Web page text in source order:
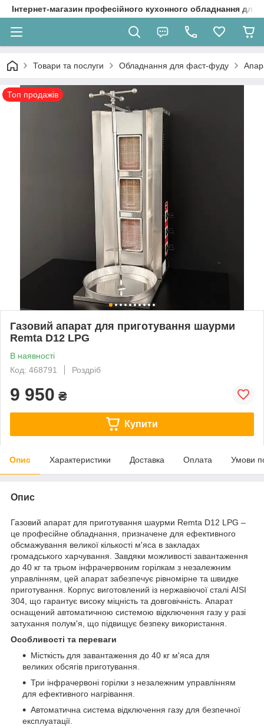
Інтернет-магазин професійного кухонного обладнання
Товари та послуги Обладнання для фаст-фуду
Топ продажів
Газовий апарат для приготування шаурми
Remta D12 LPG
В наявності
Код: 468791
Роздріб
9 950 ₴
Купити
Опис Характеристики Доставка Оплата Умови
Опис
Газовий апарат для приготування шаурми Remta D12 LPG –
це професійне обладнання, призначене для ефективного
обсмажування великої кількості м'яса в закладах
громадського харчування. Завдяки можливості завантаження
до 40 кг та трьом інфрачервоним горілкам з незалежним
управлінням, цей апарат забезпечує рівномірне та швидке
приготування. Корпус виготовлений із нержавіючої сталі AISI
304, що гарантує високу міцність та довговічність. Апарат
оснащений автоматичною системою відключення газу у разі
затухання полум'я, що підвищує безпеку використання.
Особливості та переваги
Місткість для завантаження до 40 кг м'яса для
великих обсягів приготування.
Три інфрачервоні горілки з незалежним управлінням
для ефективного нагрівання.
Автоматична система відключення газу для безпечної
експлуатації.